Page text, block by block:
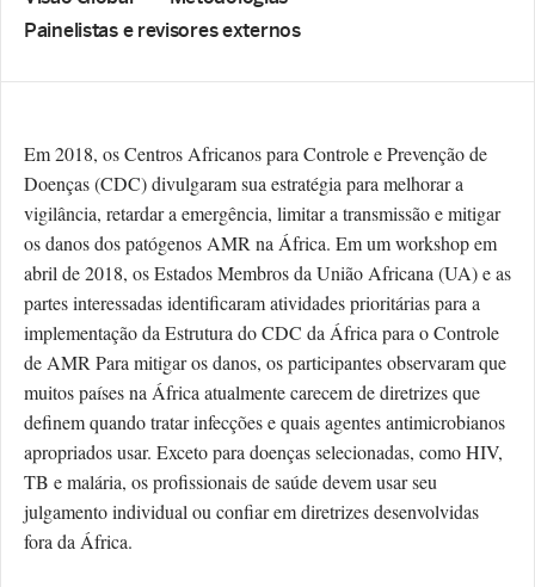
Painelistas e revisores externos
Em 2018, os Centros Africanos para Controle e Prevenção de
Doenças (CDC) divulgaram sua estratégia para melhorar a
vigilância, retardar a emergência, limitar a transmissão e mitigar
os danos dos patógenos AMR na África. Em um workshop em
abril de 2018, os Estados Membros da União Africana (UA) e as
partes interessadas identificaram atividades prioritárias para a
implementação da Estrutura do CDC da África para o Controle
de AMR Para mitigar os danos, os participantes observaram que
muitos países na África atualmente carecem de diretrizes que
definem quando tratar infecções e quais agentes antimicrobianos
apropriados usar. Exceto para doenças selecionadas, como HIV,
TB e malária, os profissionais de saúde devem usar seu
julgamento individual ou confiar em diretrizes desenvolvidas
fora da África.